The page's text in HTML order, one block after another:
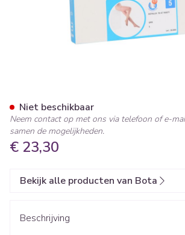
€ 23,30
Niet beschikbaar
Neem contact op met ons via telefoon of e-
samen de mogelijkheden.
Bekijk alle producten van Bota
Beschrijving